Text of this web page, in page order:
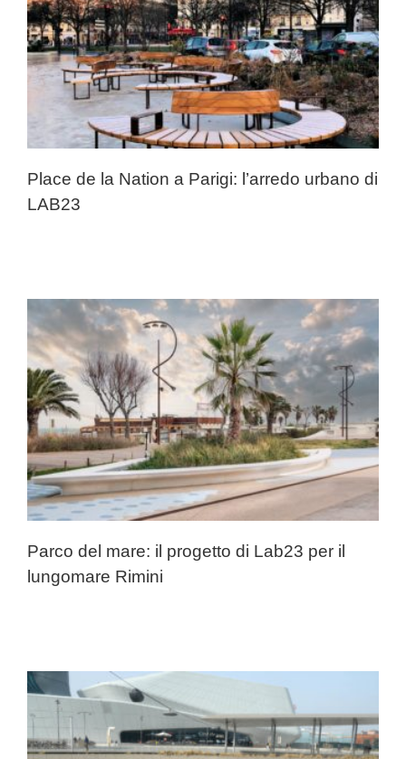
Place de la Nation a Parigi: l’arredo urbano di
LAB23
Parco del mare: il progetto di Lab23 per il
lungomare Rimini